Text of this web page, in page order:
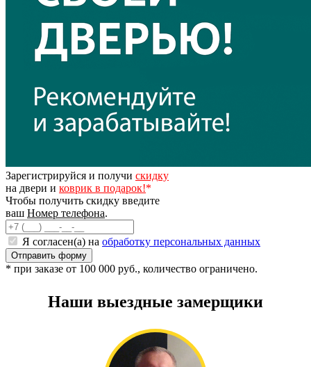
Зарегистрируйся и получи скидку
на двери и коврик в подарок!*
Чтобы получить скидку введите
ваш Номер телефона.
Я согласен(а) на обработку персональных данных
* при заказе от 100 000 руб., количество ограничено.
Наши выездные замерщики